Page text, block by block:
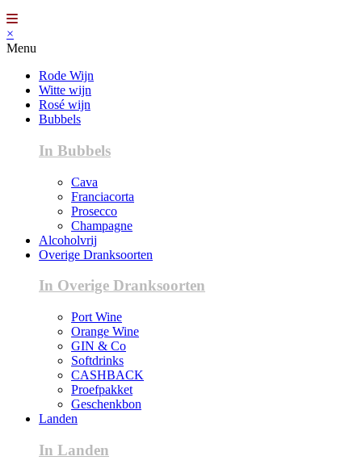
×
Menu
Rode Wijn
Witte wijn
Rosé wijn
Bubbels
In Bubbels
Cava
Franciacorta
Prosecco
Champagne
Alcoholvrij
Overige Dranksoorten
In Overige Dranksoorten
Port Wine
Orange Wine
GIN & Co
Softdrinks
CASHBACK
Proefpakket
Geschenkbon
Landen
In Landen